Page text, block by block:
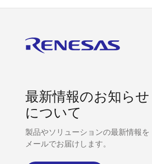
最新情報のお知らせ
について
製品やソリューションの最新情報を
メールでお届けします。